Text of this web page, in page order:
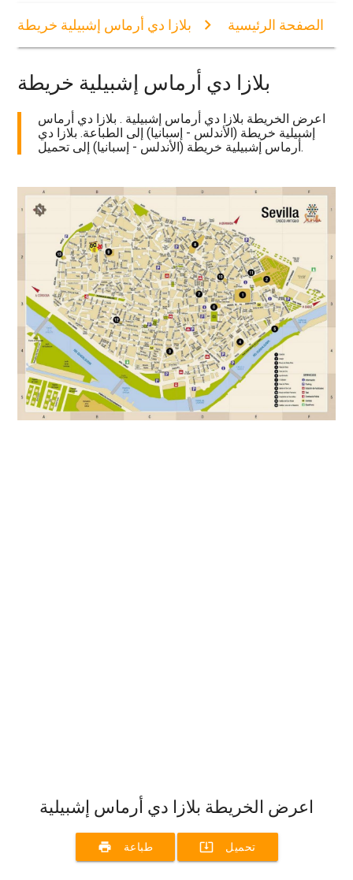
الصفحة الرئيسية بلازا دي أرماس إشبيلية خريطة
بلازا دي أرماس إشبيلية خريطة
اعرض الخريطة بلازا دي أرماس إشبيلية . بلازا دي أرماس
إشبيلية خريطة (الأندلس - إسبانيا) إلى الطباعة. بلازا دي
أرماس إشبيلية خريطة (الأندلس - إسبانيا) إلى تحميل.
اعرض الخريطة بلازا دي أرماس إشبيلية
print طباعة system_update_alt تحميل